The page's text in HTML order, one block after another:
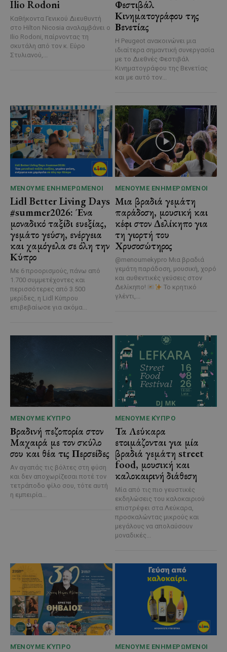
Ilio Rodoni
Καθήκοντα Γενικού Διευθυντή
στο Hilton Nicosia αναλαμβάνει ο
Ilio Rodoni, παίρνοντας τη
σκυτάλη από τον κ. Εύρο
Στυλιανού,...
Φεστιβάλ
Κινηματογράφου της
Βενετίας
Η Peugeot ανακοινώνει μια
ιδιαίτερα σημαντική συνεργασία
με το Διεθνές Φεστιβάλ
Κινηματογράφου της Βενετίας
και με αυτό τον...
ΜΈΝΟΥΜΕ ΕΝΗΜΕΡΩΜΈΝΟΙ
Lidl Better Living Days
#summer2026: Ένα
μοναδικό ταξίδι ευεξίας,
γεμάτο γεύση, ενέργεια
και χαμόγελα σε όλη την
Κύπρο
Με 6 προορισμούς, πάνω από
1.700 συμμετέχοντες και
περισσότερες από 3.500
μερίδες, η Lidl Κύπρου
επιβεβαίωσε για ακόμα...
ΜΈΝΟΥΜΕ ΕΝΗΜΕΡΩΜΈΝΟΙ
Μια βραδιά γεμάτη
παράδοση, μουσική και
κέφι στον Δελίκηπο για
τη γιορτή του
Χρυσοσώτηρος
@menoumekypro Μια βραδιά
γεμάτη παράδοση, μουσική, χορό
και αυθεντικές γεύσεις στον
Δελίκηπο!
Το κρητικό
γλέντι,...
ΜΈΝΟΥΜΕ ΚΎΠΡΟ
Βραδινή πεζοπορία στον
Μαχαιρά με τον σκύλο
σου και θέα τις Περσείδες
Αν αγαπάς τις βόλτες στη φύση
και δεν αποχωρίζεσαι ποτέ τον
τετράποδο φίλο σου, τότε αυτή
η εμπειρία...
ΜΈΝΟΥΜΕ ΚΎΠΡΟ
Τα Λεύκαρα
ετοιμάζονται για μία
βραδιά γεμάτη street
food, μουσική και
καλοκαιρινή διάθεση
Μία από τις πιο γευστικές
εκδηλώσεις του καλοκαιριού
επιστρέφει στα Λεύκαρα,
προσκαλώντας μικρούς και
μεγάλους να απολαύσουν
μοναδικές...
ΜΈΝΟΥΜΕ ΚΎΠΡΟ ΜΈΝΟΥΜΕ ΕΝΗΜΕΡΩΜΈΝΟΙ